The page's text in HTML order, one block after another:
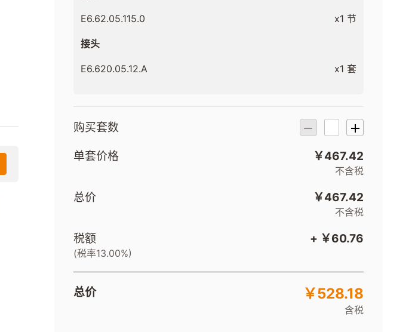
E6.62.05.115.0 x1 节
接头
E6.620.05.12.A x1 套
购买套数
单套价格 ￥467.42
不含税
总价 ￥467.42
不含税
税额
(税率13.00%)
+ ￥60.76
总价 ￥528.18
含税